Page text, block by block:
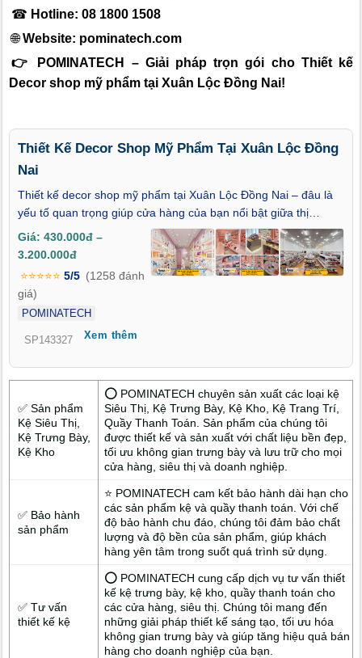
☎ Hotline: 08 1800 1508
🌐Website: pominatech.com
👉 POMINATECH – Giải pháp trọn gói cho Thiết kế
Decor shop mỹ phẩm tại Xuân Lộc Đồng Nai!
Thiết Kế Decor Shop Mỹ Phẩm Tại Xuân Lộc Đồng
Nai
Thiết kế decor shop mỹ phẩm tại Xuân Lộc Đồng Nai – đâu là
yếu tố quan trọng giúp cửa hàng của bạn nổi bật giữa thị
trường làm đẹp đang ngày càng sôi động tại địa phương? Khi
nhu cầu trải nghiệm không gian mua sắm tinh tế, hiện đại đang
ngày một tăng cao, việc đầu tư vào thiết kế nội thất shop mỹ
phẩm không còn là lựa chọn, mà là chiến lược tất yếu để tạo
dấu ấn thương hiệu. Bài viết này sẽ mang đến cho bạn những
góc nhìn chuyên sâu về xu hướng thiết kế decor hiện đại phù
hợp với thị hiếu khách hàng tại Xuân Lộc Đồng Nai, cùng giải
Giá: 430.000đ –
3.200.000đ
⭐⭐⭐⭐⭐ 5/5 (1258 đánh
giá)
POMINATECH
SP143327 Xem thêm
✅ Sản phẩm
Kệ Siêu Thị,
Kệ Trưng Bày,
Kệ Kho
⭕ POMINATECH chuyên sản xuất các loại kệ
Siêu Thị, Kệ Trưng Bày, Kệ Kho, Kệ Trang Trí,
Quầy Thanh Toán. Sản phẩm của chúng tôi
được thiết kế và sản xuất với chất liệu bền đẹp,
tối ưu không gian trưng bày và lưu trữ cho mọi
cửa hàng, siêu thị và doanh nghiệp.
✅ Bảo hành
sản phẩm
⭐ POMINATECH cam kết bảo hành dài hạn cho
các sản phẩm kệ và quầy thanh toán. Với chế
độ bảo hành chu đáo, chúng tôi đảm bảo chất
lượng và độ bền của sản phẩm, giúp khách
hàng yên tâm trong suốt quá trình sử dụng.
✅ Tư vấn
thiết kế kệ
⭕ POMINATECH cung cấp dịch vụ tư vấn thiết
kế kệ trưng bày, kệ kho, quầy thanh toán cho
các cửa hàng, siêu thị. Chúng tôi mang đến
những giải pháp thiết kế sáng tạo, tối ưu hóa
không gian trưng bày và giúp tăng hiệu quả bán
hàng cho doanh nghiệp của bạn.